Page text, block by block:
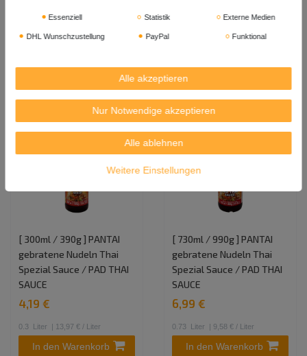
6,39 €
In den Warenkorb In den Warenkorb
[ 300ml / 390g ] PANTAI
gebratene Nudeln Thai
Spezial Sauce / PAD THAI
SAUCE
4,19 €
0.3 Liter | 13,97 € / Liter
In den Warenkorb
[ 730ml / 990g ] PANTAI
gebratene Nudeln Thai
Spezial Sauce / PAD THAI
SAUCE
6,99 €
0.73 Liter | 9,58 € / Liter
In den Warenkorb
Essenziell Statistik Externe Medien
DHL Wunschzustellung PayPal Funktional
Alle akzeptieren
Nur Notwendige akzeptieren
Alle ablehnen
Weitere Einstellungen